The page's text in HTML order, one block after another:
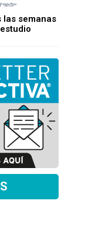
las semanas